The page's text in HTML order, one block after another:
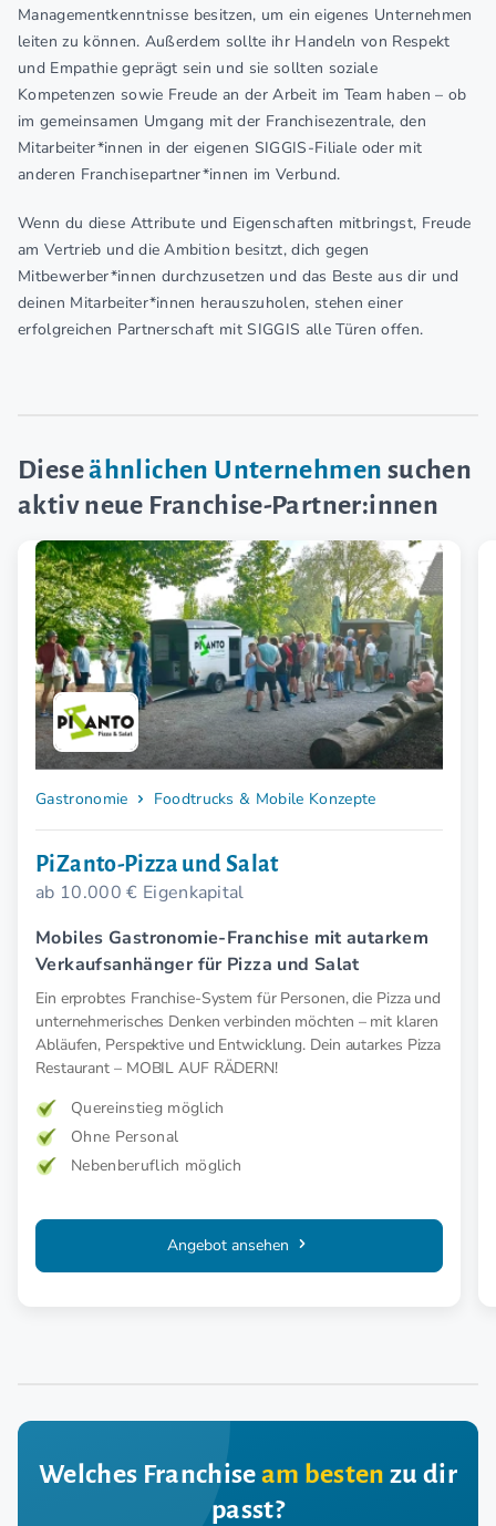
Managementkenntnisse besitzen, um ein eigenes Unternehmen
leiten zu können. Außerdem sollte ihr Handeln von Respekt
und Empathie geprägt sein und sie sollten soziale
Kompetenzen sowie Freude an der Arbeit im Team haben – ob
im gemeinsamen Umgang mit der Franchisezentrale, den
Mitarbeiter*innen in der eigenen SIGGIS-Filiale oder mit
anderen Franchisepartner*innen im Verbund.
Wenn du diese Attribute und Eigenschaften mitbringst, Freude
am Vertrieb und die Ambition besitzt, dich gegen
Mitbewerber*innen durchzusetzen und das Beste aus dir und
deinen Mitarbeiter*innen herauszuholen, stehen einer
erfolgreichen Partnerschaft mit SIGGIS alle Türen offen.
Dieseähnlichen Unternehmen suchen
aktiv neue Franchise-Partner:innen
Gastronomie Foodtrucks & Mobile Konzepte
PiZanto-Pizza und Salat
ab 10.000 € Eigenkapital
Mobiles Gastronomie-Franchise mit autarkem
Verkaufsanhänger für Pizza und Salat
Ein erprobtes Franchise-System für Personen, die Pizza und
unternehmerisches Denken verbinden möchten – mit klaren
Abläufen, Perspektive und Entwicklung. Dein autarkes Pizza
Restaurant – MOBIL AUF RÄDERN!
Quereinstieg möglich
Ohne Personal
Nebenberuflich möglich
Angebot ansehen
Welches Franchiseam besten zu dir
passt?